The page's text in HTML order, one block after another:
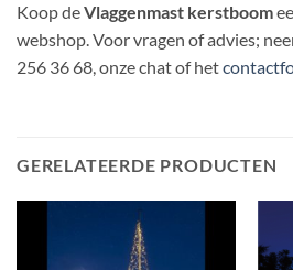
Koop deVlaggenmast kerstboom
webshop. Voor vragen of advies;
256 36 68, onze chat of het
GERELATEERDE PRODUCTEN